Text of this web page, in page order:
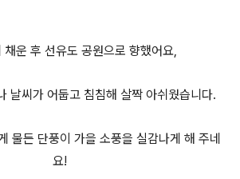
채운 후 선유도 공원으로 향했어요,
날씨가 어둡고 침침해 살짝 아쉬웠습니다.
물든 단풍이 가을 소풍을 실감나게 해 주네
요!